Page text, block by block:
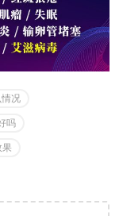
况
吗
果